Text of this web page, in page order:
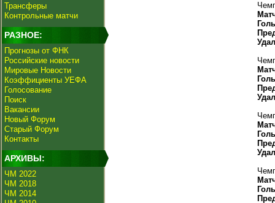
Трансферы
Контрольные матчи
РАЗНОЕ:
Прогнозы от ФНК
Российские новости
Мировые Новости
Коэффициенты УЕФА
Голосование
Поиск
Вакансии
Новый Форум
Старый Форум
Контакты
АРХИВЫ:
ЧМ 2022
ЧМ 2018
ЧМ 2014